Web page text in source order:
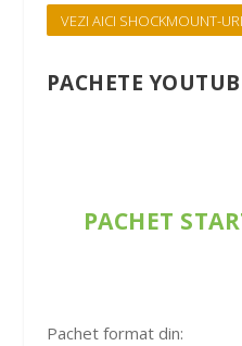
VEZI AICI SHOCKMOUNT-URI
PACHETE
PACHET
Pachet format din: